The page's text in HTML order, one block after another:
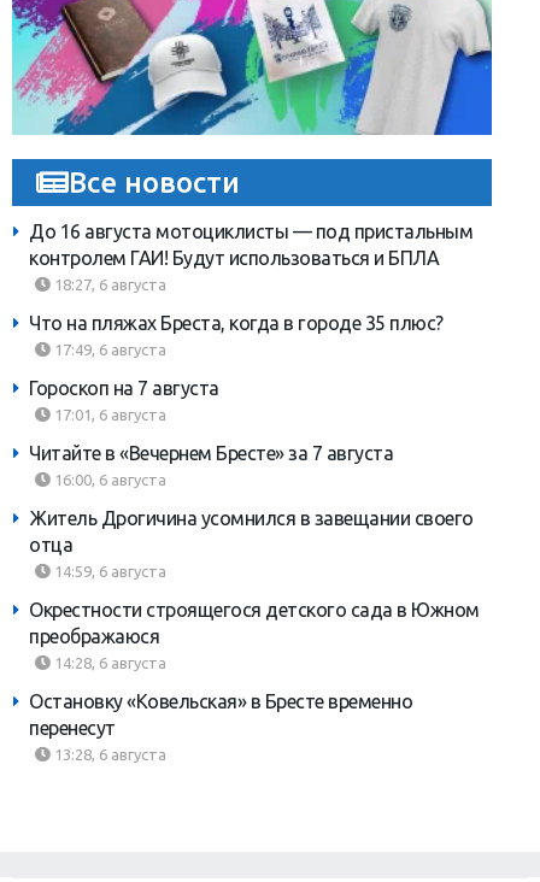
Все новости
До 16 августа мотоциклисты — под пристальным
контролем ГАИ! Будут использоваться и БПЛА
18:27, 6 августа
Что на пляжах Бреста, когда в городе 35 плюс?
17:49, 6 августа
Гороскоп на 7 августа
17:01, 6 августа
Читайте в «Вечернем Бресте» за 7 августа
16:00, 6 августа
Житель Дрогичина усомнился в завещании своего
отца
14:59, 6 августа
Окрестности строящегося детского сада в Южном
преображаюся
14:28, 6 августа
Остановку «Ковельская» в Бресте временно
перенесут
13:28, 6 августа